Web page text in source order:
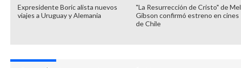
Expresidente Boric alista nuevos
viajes a Uruguay y Alemania
"La Resurrección de Cristo" de Mel
Gibson confirmó estreno en cines
de Chile